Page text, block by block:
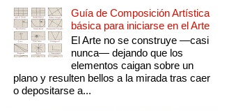
Guía de Composición Artística
básica para iniciarse en el Arte
El Arte no se construye —casi
nunca— dejando que los
elementos caigan sobre un
plano y resulten bellos a la mirada tras caer
o depositarse a...